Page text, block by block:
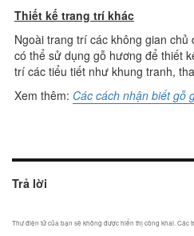
Thiết kế trang trí khác
Ngoài trang trí các không gian
có thể sử dụng gỗ hương để thiết
trí các tiểu tiết như khung tranh,
Xem thêm: Các cách nhận biết gỗ
Trả lời
Thư điện tử của bạn sẽ không được hiển thị công khai.Các